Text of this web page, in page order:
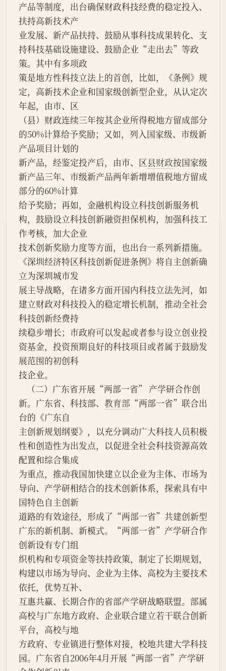
产品等制度，出台确保财政科技经费的稳定投入、
扶持高新技术产
业发展、新产品扶持、鼓励从事科技成果转化、支
持科技基础设施建设、鼓励企业“走出去”等政
策。其中有多项政
策是地方性科技立法上的首创，比如，《条例》规
定，高新技术企业和国家级创新型企业，从认定次
年起，由市、区
（县）财政连续三年按其企业所得税地方留成部分
的50%计算给予奖励；又如，列入国家级、市级新
产品项目计划的
新产品，经鉴定投产后，由市、区县财政按国家级
新产品三年、市级新产品两年新增增值税地方留成
部分的60%计算
给予奖励；再如，金融机构设立科技创新服务机
构，鼓励设立科技创新融资担保机构，加强科技工
作考核，加大企业
技术创新奖励力度等方面，也出台一系列新措施。
《深圳经济特区科技创新促进条例》将自主创新确
立为深圳城市发
展主导战略，在诸多方面开国内科技立法先河，如
建立财政对科技投入的稳定增长机制，推动全社会
科技创新经费持
续稳步增长；市政府可以发起或者参与设立创业投
资基金，投资预期良好的科技项目或者属于鼓励发
展范围的初创科
技企业。
新。广东省、科技部、 教育部 “两部一省”联合出
台的《广东自
主创新规划纲要》，以充分调动广大科技人员积极
性和创造性为出发点，以促进全社会科技资源高效
配置和综合集成
为重点，推动我国加快建立以企业为主体、市场为
导向、产学研相结合的技术创新体系，探索具有中
国特色自主创新
道路的有效途径，形成了“两部一省”共建创新型
广东的新机制、新模式。“两部一省”产学研合作
创新设有专门组
织机构和专项资金等扶持政策，制定了长期规划，
构建以市场为导向、企业为主体、高校为主要技术
依托，优势互补、
互惠共赢、长期合作的省部产学研战略联盟。部属
高校与广东地方政府、企业联合建立若干联合创新
平台，高校与地
方政府、专业镇进行整体对接，校地共建大学科技
园。广东省自2006年4月开展“两部一省”产学研